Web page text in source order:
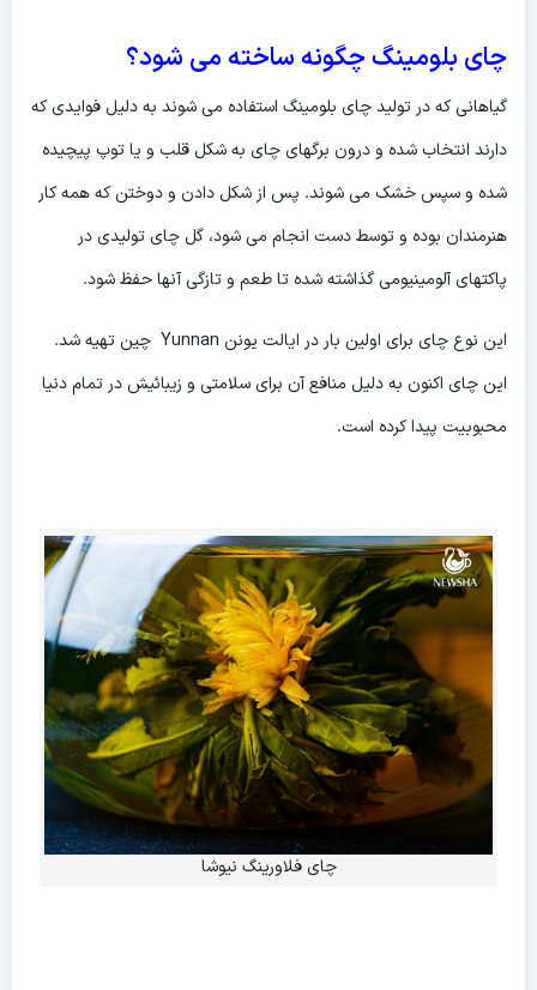
چای بلومینگ چگونه ساخته می شود؟
گیاهانی که در تولید چای بلومینگ استفاده می شوند به دلیل فوایدی که
دارند انتخاب شده و درون برگهای چای به شکل قلب و یا توپ پیچیده
شده و سپس خشک می شوند. پس از شکل دادن و دوختن که همه کار
هنرمندان بوده و توسط دست انجام می شود، گل چای تولیدی در
پاکتهای آلومینیومی گذاشته شده تا طعم و تازگی آنها حفظ شود.
این نوع چای برای اولین بار در ایالت یونن Yunnan چین تهیه شد.
این چای اکنون به دلیل منافع آن برای سلامتی و زیبائیش در تمام دنیا
محبوبیت پیدا کرده است.
چای فلاورینگ نیوشا